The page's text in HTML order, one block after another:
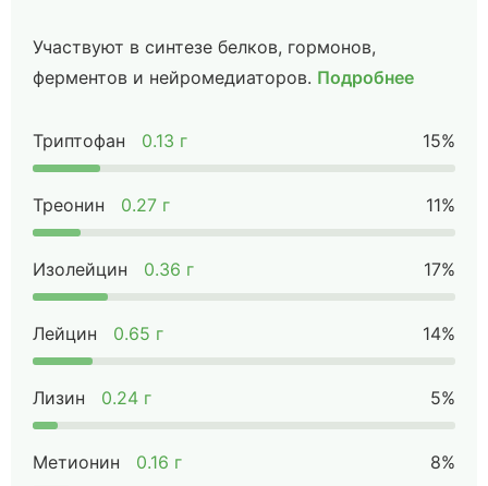
Участвуют в синтезе белков, гормонов,
ферментов и нейромедиаторов. Подробнее
Триптофан 0.13 г 15%
Треонин 0.27 г 11%
Изолейцин 0.36 г 17%
Лейцин 0.65 г 14%
Лизин 0.24 г 5%
Метионин 0.16 г 8%